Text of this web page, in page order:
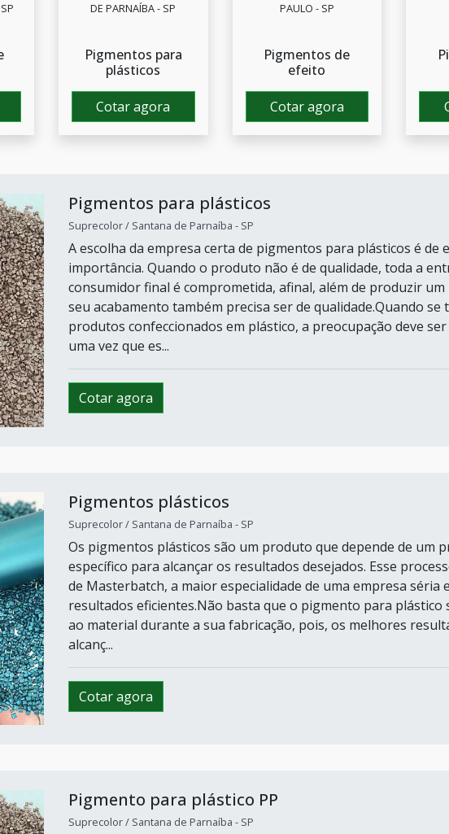
DE PARNAÍBA - SP
Pigmentos para
plásticos
Cotar agora
PAULO - SP
Pigmentos de
efeito
Cotar agora
Pigmentos para plásticos
Suprecolor / Santana de Parnaíba - SP
A escolha da empresa certa de pigmentos para plásticos é de
importância. Quando o produto não é de qualidade, toda a
consumidor final é comprometida, afinal, além de produzir
seu acabamento também precisa ser de qualidade.Quando se
produtos confeccionados em plástico, a preocupação deve
uma vez que es...
Cotar agora
Pigmentos plásticos
Suprecolor / Santana de Parnaíba - SP
Os pigmentos plásticos são um produto que depende de um
específico para alcançar os resultados desejados. Esse
de Masterbatch, a maior especialidade de uma empresa séria
resultados eficientes.Não basta que o pigmento para plástico
ao material durante a sua fabricação, pois, os melhores
alcanç...
Cotar agora
Pigmento para plástico PP
Suprecolor / Santana de Parnaíba - SP